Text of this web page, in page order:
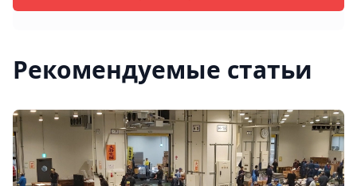
Рекомендуемые статьи